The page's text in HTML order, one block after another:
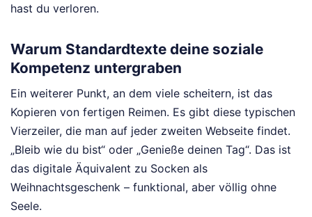
hast du verloren.
Warum Standardtexte deine soziale
Kompetenz untergraben
Ein weiterer Punkt, an dem viele scheitern, ist das
Kopieren von fertigen Reimen. Es gibt diese typischen
Vierzeiler, die man auf jeder zweiten Webseite findet.
„Bleib wie du bist“ oder „Genieße deinen Tag“. Das ist
das digitale Äquivalent zu Socken als
Weihnachtsgeschenk – funktional, aber völlig ohne
Seele.